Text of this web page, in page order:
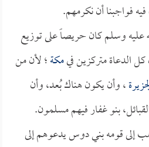
فواجبنا أن نكرمهم.
عليه وسلم كان حريصاً على توزيع
الدعاة متركزين فيمكة؛ لأن من
، وأن يكون هناك بُعد، وأن
بنو غفار فيهم مسلمون.
إلى قومه بني دوس يدعوهم إلى